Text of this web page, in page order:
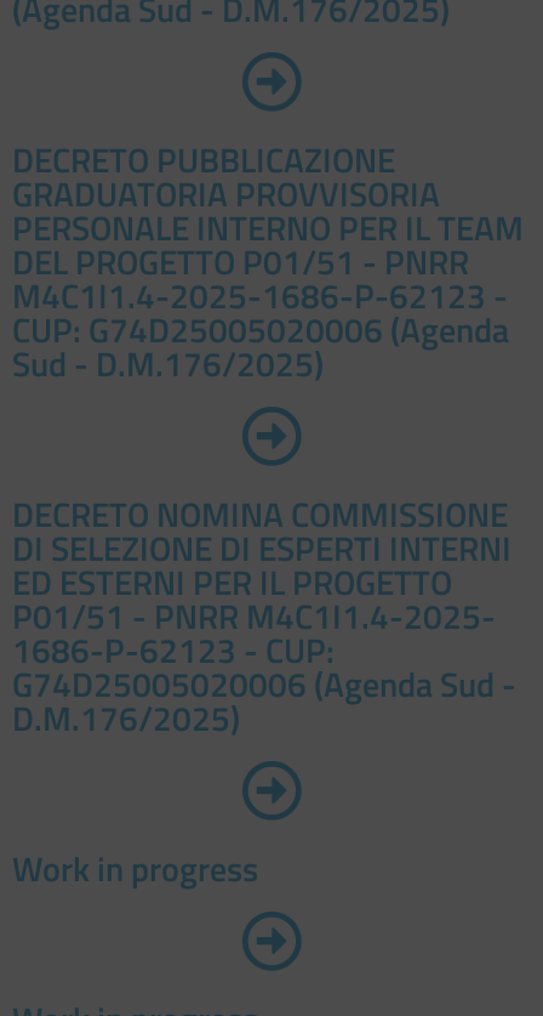
DECRETO PUBBLICAZIONE
GRADUATORIA PROVVISORIA
PERSONALE INTERNO PER IL TEAM
DEL PROGETTO P01/51 - PNRR
M4C1I1.4-2025-1686-P-62123 -
CUP: G74D25005020006 (Agenda
Sud - D.M.176/2025)
DECRETO NOMINA COMMISSIONE
DI SELEZIONE DI ESPERTI INTERNI
ED ESTERNI PER IL PROGETTO
P01/51 - PNRR M4C1I1.4-2025-
1686-P-62123 - CUP:
G74D25005020006 (Agenda Sud -
D.M.176/2025)
Work in progress